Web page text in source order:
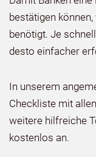
bestätigen
benötigt. Je
desto einfacher
In unserem
Checkliste mit
weitere hilfreiche
kostenlos an.